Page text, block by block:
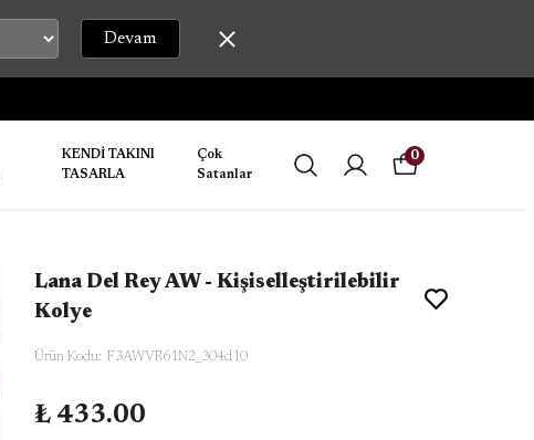
Devam
KENDİ TAKINI
TASARLA
Çok
Satanlar
0
Lana Del Rey AW - Kişiselleştirilebilir
Kolye
Ürün Kodu: F3AWVR61N2_304d10
₺ 433.00